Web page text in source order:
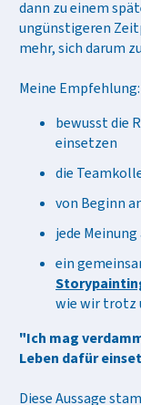
dann zu einem
ungünstigeren
mehr, sich darum
Meine Empfehlung:
bewusst die
einsetzen
die
von Beginn
jede
ein
wiewirtrotz
"Ich mag
Leben dafür
Diese Aussage